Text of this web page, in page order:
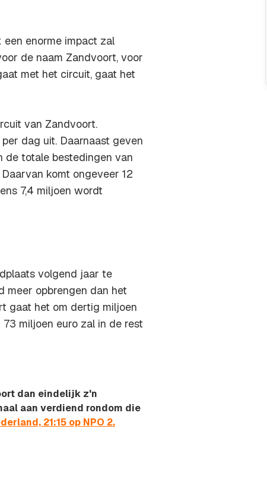
enorme impact zal
de naam Zandvoort, voor
met het circuit, gaat het
van Zandvoort.
dag uit. Daarnaast geven
de totale bestedingen van
komt ongeveer 12
7,4 miljoen wordt
volgend jaar te
meer opbrengen dan het
gaat het om dertig miljoen
miljoen euro zal in de rest
dan eindelijk z'n
aan verdiend rondom die
21:15 op NPO 2.